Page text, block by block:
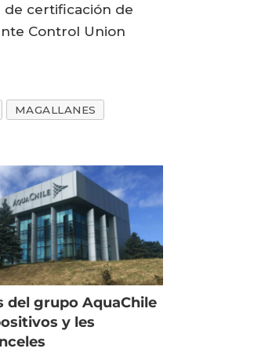
de certificación de
Control Union
MAGALLANES
del grupo AquaChile
y les